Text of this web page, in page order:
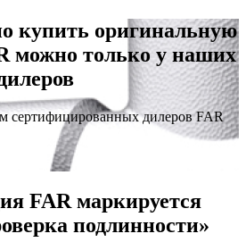
купить оригинальную
можно только у наших
сертифицированных дилеров FAR
FAR маркируется
подлинности»